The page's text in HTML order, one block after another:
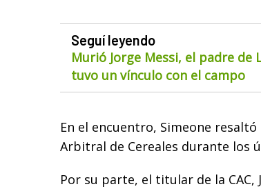
Seguí leyendo
Murió Jorge Messi, el padre de
tuvo un vínculo con el campo
En el encuentro, Simeone
Arbitral de Cereales durante los
Por su parte, el titular de la CAC,